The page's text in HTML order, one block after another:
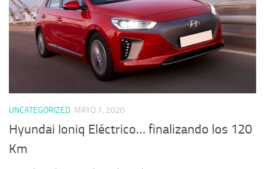
UNCATEGORIZED MAYO 7, 2020
Hyundai Ioniq Eléctrico… finalizando los 120
Km